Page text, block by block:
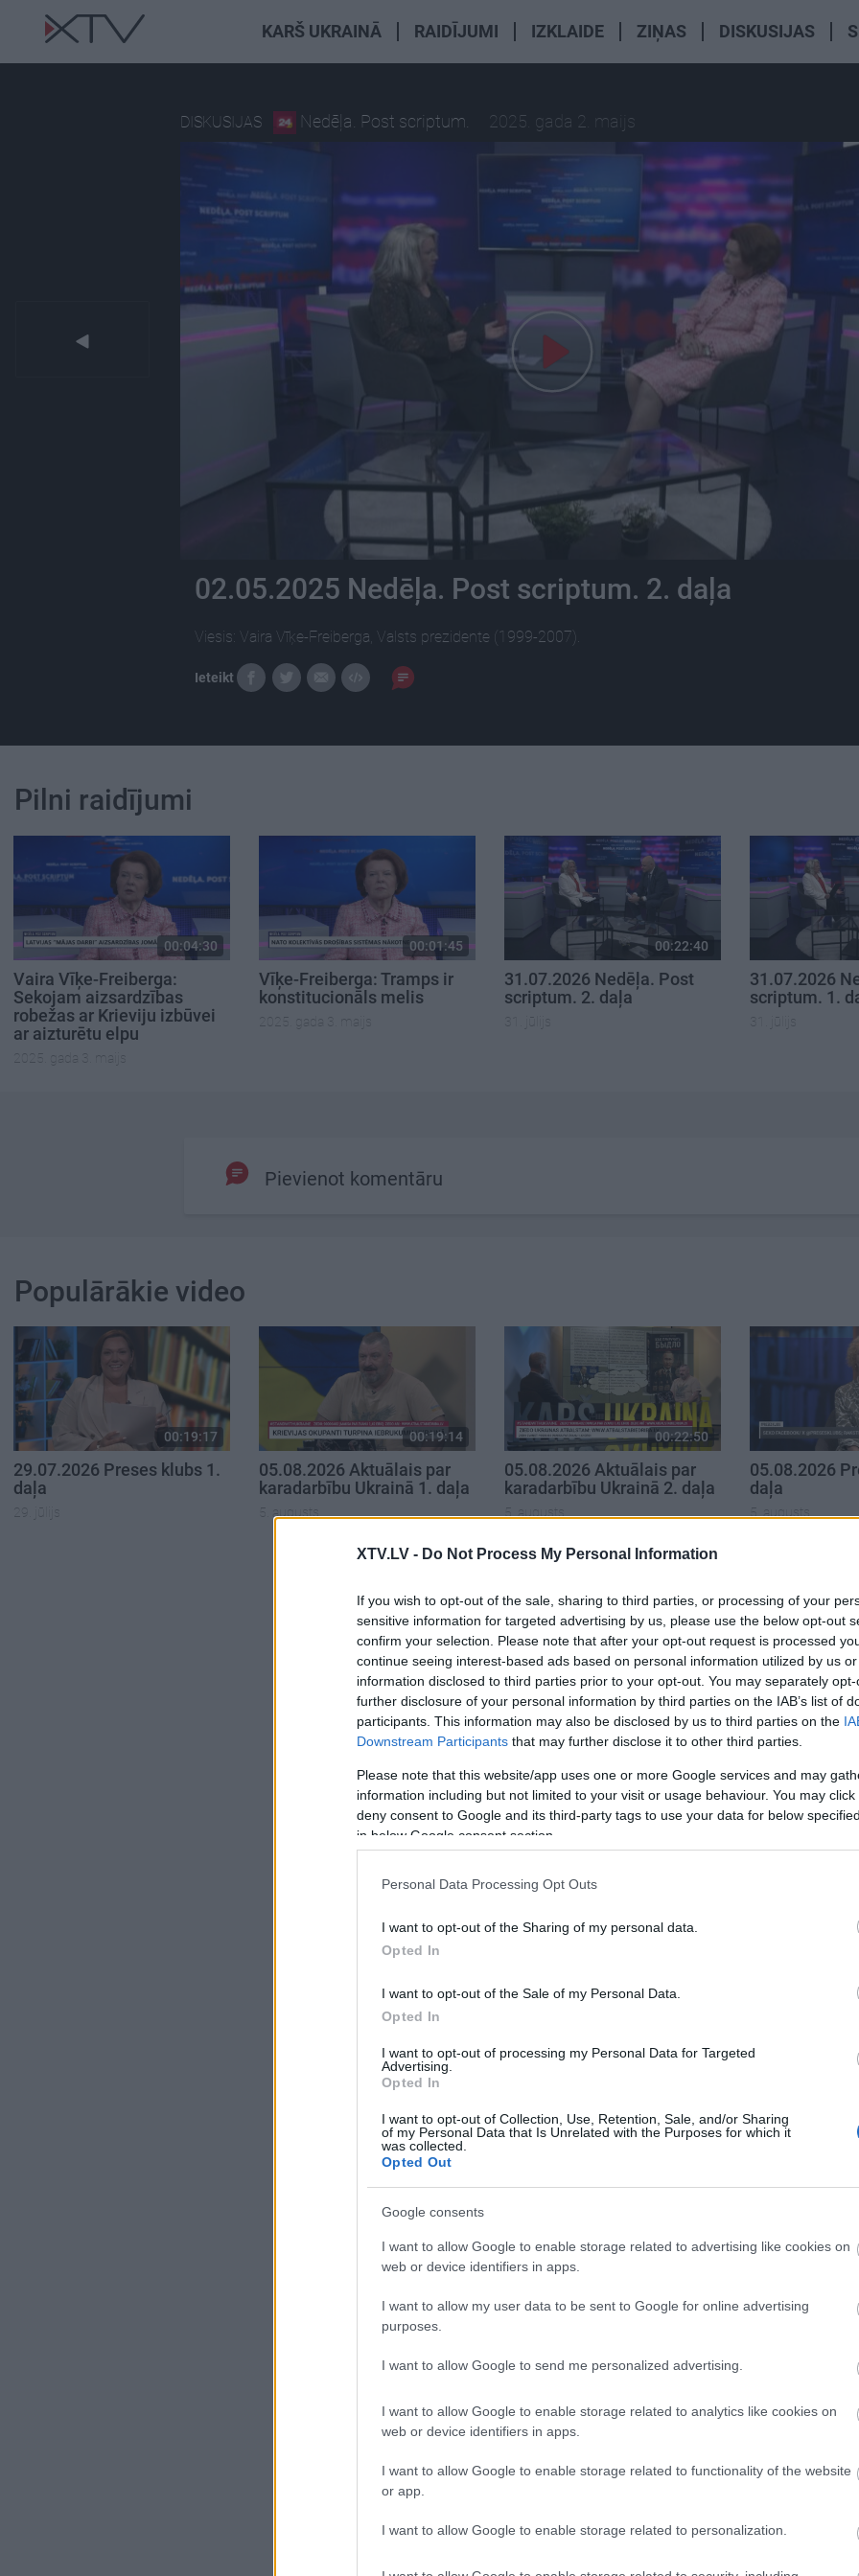
XTV.LV - Do Not Process My Personal Information
If you wish to opt-out of the sale, sharing to third parties, or processing of your
sensitive information for targeted advertising by us, please use the below opt-out
confirm your selection. Please note that after your opt-out request is processed
continue seeing interest-based ads based on personal information utilized by us
information disclosed to third parties prior to your opt-out. You may separately
further disclosure of your personal information by third parties on the IAB’s list of
participants. This information may also be disclosed by us to third parties on the
Downstream Participants that may further disclose it to other third parties.
Please note that this website/app uses one or more Google services and may
information including but not limited to your visit or usage behaviour. You may
deny consent to Google and its third-party tags to use your data for below
in below Google consent section.
Personal Data Processing Opt Outs
I want to opt-out of the Sharing of my personal data.
Opted In
I want to opt-out of the Sale of my Personal Data.
Opted In
I want to opt-out of processing my Personal Data for Targeted
Advertising.
Opted In
I want to opt-out of Collection, Use, Retention, Sale, and/or Sharing
of my Personal Data that Is Unrelated with the Purposes for which it
was collected.
Opted Out
Google consents
I want to allow Google to enable storage related to advertising like cookies on
web or device identifiers in apps.
I want to allow my user data to be sent to Google for online advertising
purposes.
I want to allow Google to send me personalized advertising.
I want to allow Google to enable storage related to analytics like cookies on
web or device identifiers in apps.
I want to allow Google to enable storage related to functionality of the website
or app.
I want to allow Google to enable storage related to personalization.
KARŠ UKRAINĀ RAIDĪJUMI IZKLAIDE ZIŅAS DISKUSIJAS
DISKUSIJAS Nedēļa. Post scriptum. 2025. gada 2. maijs
02.05.2025 Nedēļa. Post scriptum. 2. daļa
Viesis: Vaira Vīķe-Freiberga, Valsts prezidente (1999-2007).
Ieteikt
Pilni raidījumi
00:04:30
Vaira Vīķe-Freiberga:
Sekojam aizsardzības
robežas ar Krieviju izbūvei
ar aizturētu elpu
2025. gada 3. maijs
00:01:45
Vīķe-Freiberga: Tramps ir
konstitucionāls melis
2025. gada 3. maijs
00:22:40
31.07.2026 Nedēļa. Post
scriptum. 2. daļa
31. jūlijs
31.07.2026
scriptum. 1.
31. jūlijs
Pievienot komentāru
Populārākie video
00:19:17
29.07.2026 Preses klubs 1.
daļa
29. jūlijs
00:19:14
05.08.2026 Aktuālais par
karadarbību Ukrainā 1. daļa
5. augusts
00:22:50
05.08.2026 Aktuālais par
karadarbību Ukrainā 2. daļa
5. augusts
05.08.2026
daļa
5. augusts